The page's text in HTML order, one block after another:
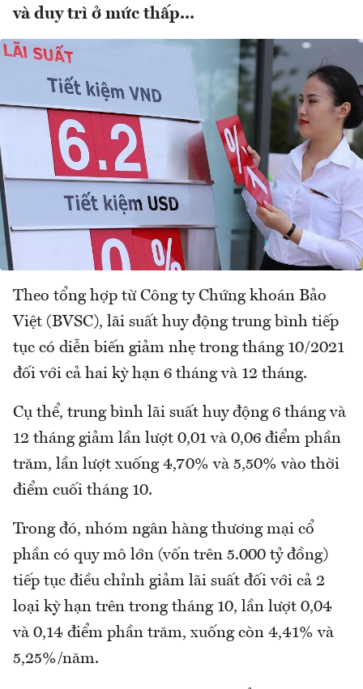
và duy trì ở mức thấp...
Theo tổng hợp từ Công ty Chứng khoán Bảo
Việt (BVSC), lãi suất huy động trung bình tiếp
tục có diễn biến giảm nhẹ trong tháng 10/2021
đối với cả hai kỳ hạn 6 tháng và 12 tháng.
Cụ thể, trung bình lãi suất huy động 6 tháng và
12 tháng giảm lần lượt 0,01 và 0,06 điểm phần
trăm, lần lượt xuống 4,70% và 5,50% vào thời
điểm cuối tháng 10.
Trong đó, nhóm ngân hàng thương mại cổ
phần có quy mô lớn (vốn trên 5.000 tỷ đồng)
tiếp tục điều chỉnh giảm lãi suất đối với cả 2
loại kỳ hạn trên trong tháng 10, lần lượt 0,04
và 0,14 điểm phần trăm, xuống còn 4,41% và
5,25%/năm.